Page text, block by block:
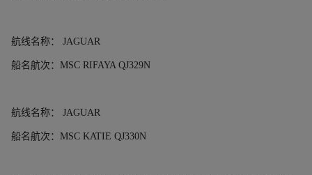
航线名称： JAGUAR
船名航次： MSC RIFAYA QJ329N
航线名称： JAGUAR
船名航次： MSC KATIE QJ330N